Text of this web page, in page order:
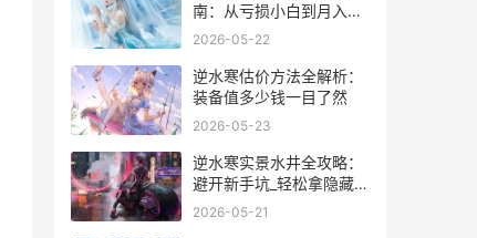
南：从亏损小白到月入碎
银5000万
2026-05-22
逆水寒估价方法全解析：
装备值多少钱一目了然
2026-05-23
逆水寒实景水井全攻略：
避开新手坑_轻松拿隐藏奖
励_
2026-05-21